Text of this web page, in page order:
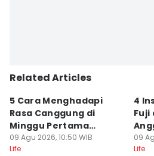
Editor
Editor
Retno Rahayu
Related Articles
5 Cara Menghadapi
Rasa Canggung di
Minggu Pertama
Magang
09 Agu 2026, 10:50 WIB
Life
4
Fuji
09
Life